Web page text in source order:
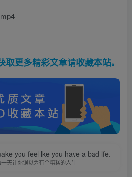
取更多精彩文章请收藏本站。
you feel lke you have a bad lfe.
天让你误以为有个糟糕的人生